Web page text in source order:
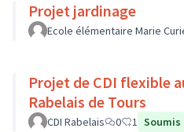
Projet jardinage
Ecole élémentaire Marie
Projet de CDI flexible
Rabelais de Tours
CDI Rabelais 0 1 Soumis